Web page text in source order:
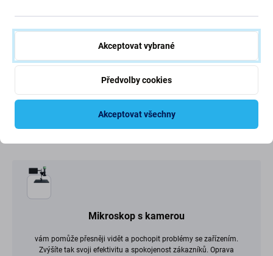
Naše značka FixPremium zahrnuje vysoce kvalitní díly,
jako jsou baterie a displeje, které jsme sami vyvinuli. Pro
přesné a spolehlivé opravy nabízíme také nástroje jako
mikroskopy s kamerou a mikropájení.
Nezbytné nástroje pro servis
Mikroskop s kamerou
vám pomůže přesněji vidět a pochopit problémy se zařízením.
Zvýšíte tak svoji efektivitu a spokojenost zákazníků. Oprava
Akceptovat vybrané
Předvolby cookies
Akceptovat všechny